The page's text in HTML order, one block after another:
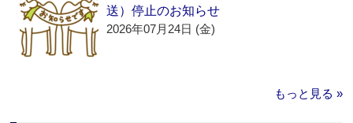
送）停止のお知らせ
2026年07月24日 (金)
もっと見る »